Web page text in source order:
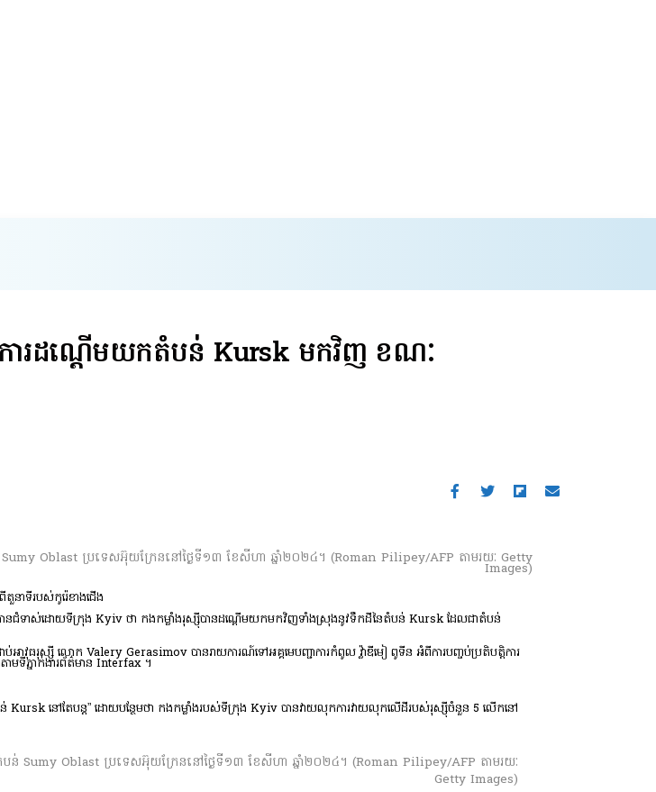
ារ​ដណ្តើម​យក​តំបន់ Kursk មក​វិញ ខណៈ​
Oblast ប្រទេស​អ៊ុយក្រែន​នៅ​ថ្ងៃ​ទី១៣ ខែ​សីហា ឆ្នាំ​២០២៤។ (Roman Pilipey/AFP តាមរយៈ Getty
Images)
ាទី​របស់​កូរ៉េ​ខាង​ជើង
បានជំទាស់ដោយទីក្រុង Kyiv ថា កងកម្លាំងរុស្ស៊ីបានដណ្តើមយកមកវិញទាំងស្រុងនូវទឹកដីនៃតំបន់ Kursk ដែលជាតំបន់
ាវុធរុស្ស៊ី លោក Valery Gerasimov បានរាយការណ៍ទៅអគ្គមេបញ្ជាការកំពូល វ្ល៉ាឌីមៀ ពូទីន អំពីការបញ្ចប់ប្រតិបត្តិការ
មទីភ្នាក់ងារព័ត៌មាន Interfax ។
Kursk នៅតែបន្ត” ដោយបន្ថែមថា កងកម្លាំងរបស់ទីក្រុង Kyiv បានវាយលុកការវាយលុកលើដីរបស់រុស្ស៊ីចំនួន 5 លើកនៅ
Sumy Oblast ប្រទេស​អ៊ុយក្រែន​នៅ​ថ្ងៃ​ទី១៣ ខែ​សីហា ឆ្នាំ​២០២៤។ (Roman Pilipey/AFP តាមរយៈ
Getty Images)